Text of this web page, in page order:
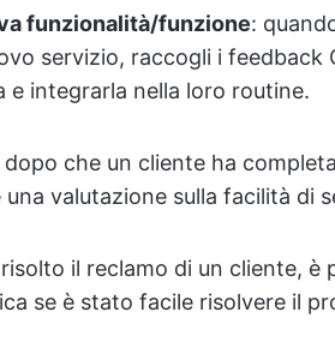
funzionalità/funzione:
servizio, raccogli i feedback
e integrarla nella loro routine.
dopo che un cliente ha
valutazione sulla facilità di
il reclamo di un cliente, è
se è stato facile risolvere il